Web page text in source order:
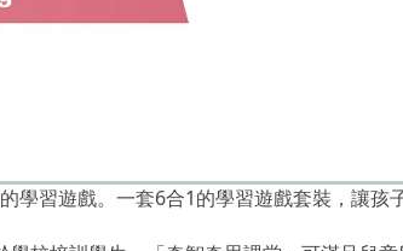
學習遊戲。一套6合1的學習遊戲套裝，讓